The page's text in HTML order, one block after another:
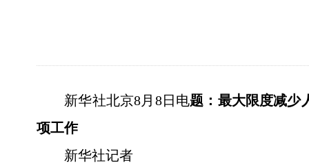
新华社北京8月8日电题：最大限度减少
项工作
新华社记者